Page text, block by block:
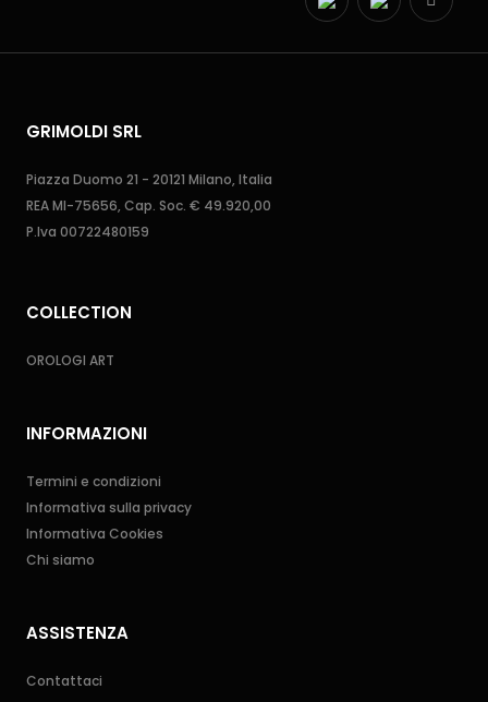
GRIMOLDI SRL
Piazza Duomo 21 - 20121 Milano, Italia
REA MI-75656, Cap. Soc. € 49.920,00
P.Iva 00722480159
COLLECTION
OROLOGI ART
INFORMAZIONI
Termini e condizioni
Informativa sulla privacy
Informativa Cookies
Chi siamo
ASSISTENZA
Contattaci